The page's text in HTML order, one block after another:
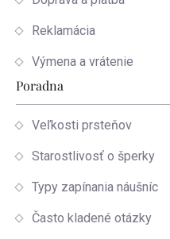
Reklamácia
Výmena a vrátenie
Poradna
Veľkosti prsteňov
Starostlivosť o šperky
Typy zapínania náušníc
Často kladené otázky